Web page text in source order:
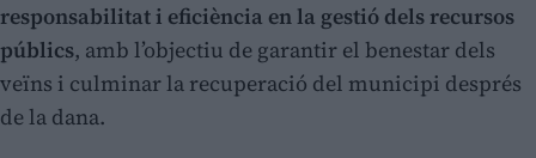
responsabilitat i eficiència en la gestió dels recursos
públics, amb l’objectiu de garantir el benestar dels
veïns i culminar la recuperació del municipi després
de la dana.